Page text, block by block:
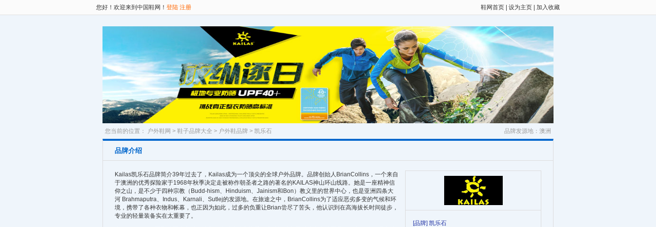
鞋网首页 设为主页 加入收藏
您好！欢迎来到中国鞋网！ 登陆 注册
品牌发源地：澳洲
您当前的位置： 户外鞋网 > 鞋子品牌大全 > 户外鞋品牌 > 凯乐石
品牌介绍
[品牌] 凯乐石
Kailas凯乐石品牌简介39年过去了，Kailas成为一个顶尖的全球户外品牌。品牌创始人BrianCollins，一个来自
于澳洲的优秀探险家于1968年秋季决定走被称作朝圣者之路的著名的KAILAS神山环山线路。她是一座精神信
仰之山，是不少于四种宗教（Budd-hism、Hinduism、Jainism和Bon）教义里的世界中心，也是亚洲四条大
河 Brahmaputra、Indus、Karnali、Sutlej的发源地。在旅途之中，BrianCollins为了适应恶劣多变的气候和环
境，携带了各种衣物和帐幕，也正因为如此，过多的负重让Brian尝尽了苦头，他认识到在高海拔长时间徒步，
专业的轻量装备实在太重要了。